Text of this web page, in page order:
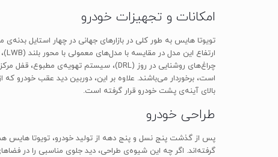
امکانات و تجهیزات خودرو
بالای آینه‌ی پشت خودرو قرار گرفته است.
طراحی خودرو
پس از گذشت پنج نسل و پنج دهه از تولید خودرو، تویوتا هایس
گرفته‌اند. اگر چه این شیوه‌ی طراحی، دید جلوی مناسبی را در